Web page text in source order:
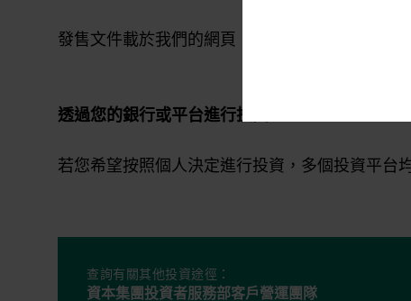
發售文件載於我們的網頁，投資者可在基金總滙 -
透過您的銀行或平台進行投資
若您希望按照個人決定進行投資，多個投資平台
查詢有關其他投資途徑：
資本集團投資者服務部客戶營運團隊